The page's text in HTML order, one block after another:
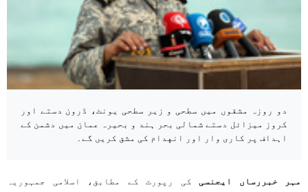
دو روزہ مشقوں میں سطحی و زیر سطحی یونٹ، ڈرون دستے اور
کروز میزائل دستے شمالی بحر ہند و بحیرہ عمان میں دشمن کے
اہداف پر کاری وار اور انهدام کی مشق کریں گے۔
مہر خبررساں ایجنسی کی رپورٹ کے مطابق، اسلامی جمہوریہ